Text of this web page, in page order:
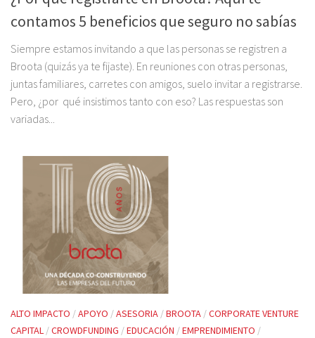
contamos 5 beneficios que seguro no sabías
Siempre estamos invitando a que las personas se registren a
Broota (quizás ya te fijaste). En reuniones con otras personas,
juntas familiares, carretes con amigos, suelo invitar a registrarse.
Pero, ¿por qué insistimos tanto con eso? Las respuestas son
variadas...
ALTO IMPACTO /APOYO /ASESORIA /BROOTA /CORPORATE VENTURE
CAPITAL /CROWDFUNDING /EDUCACIÓN /EMPRENDIMIENTO /